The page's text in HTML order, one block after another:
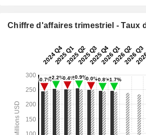
Chiffre d'affaires trimestriel - Taux